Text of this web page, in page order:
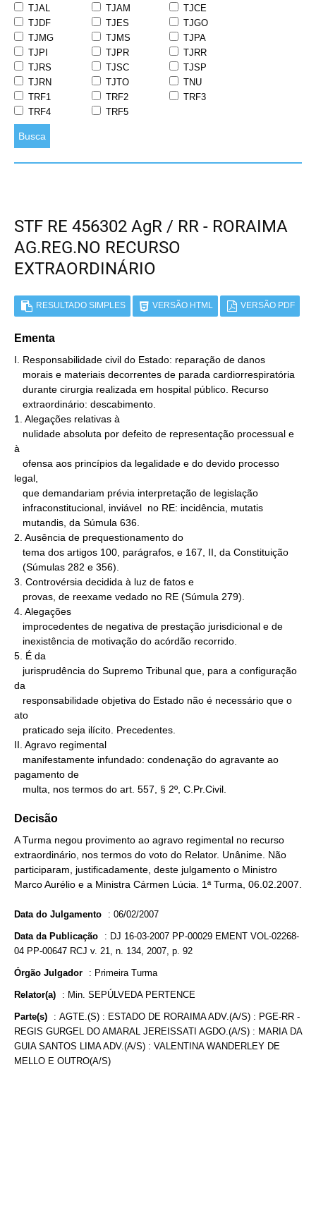
TJAL
TJAM
TJCE
TJDF
TJES
TJGO
TJMG
TJMS
TJPA
TJPI
TJPR
TJRR
TJRS
TJSC
TJSP
TJRN
TJTO
TNU
TRF1
TRF2
TRF3
TRF4
TRF5
Busca
STF RE 456302 AgR / RR - RORAIMA
AG.REG.NO RECURSO
EXTRAORDINÁRIO
RESULTADO SIMPLES VERSÃO HTML VERSÃO PDF
Ementa
I. Responsabilidade civil do Estado: reparação de danos
1. Alegações relativas à
à
legal,
2. Ausência de prequestionamento do
3. Controvérsia decidida à luz de fatos e
4. Alegações
5. É da
da
ato
II. Agravo regimental
pagamento de
   multa, nos termos do art. 557, § 2º, C.Pr.Civil.
Decisão
A Turma negou provimento ao agravo regimental no recurso
extraordinário, nos termos do voto do Relator. Unânime. Não
participaram, justificadamente, deste julgamento o Ministro
Marco Aurélio e a Ministra Cármen Lúcia. 1ª Turma, 06.02.2007.
Data do Julgamento : 06/02/2007
Data da Publicação : DJ 16-03-2007 PP-00029 EMENT VOL-02268-
04 PP-00647 RCJ v. 21, n. 134, 2007, p. 92
Órgão Julgador : Primeira Turma
Relator(a) : Min. SEPÚLVEDA PERTENCE
Parte(s) : AGTE.(S) : ESTADO DE RORAIMA ADV.(A/S) : PGE-RR -
REGIS GURGEL DO AMARAL JEREISSATI AGDO.(A/S) : MARIA DA
GUIA SANTOS LIMA ADV.(A/S) : VALENTINA WANDERLEY DE
MELLO E OUTRO(A/S)